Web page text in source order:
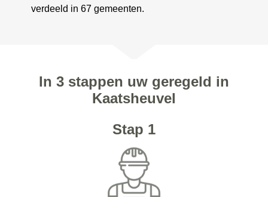
verdeeld in 67 gemeenten.
In 3 stappen uw geregeld in
Kaatsheuvel
Stap 1